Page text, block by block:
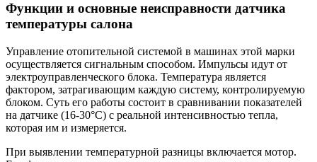
Функции и основные неисправности датчика
температуры салона
Управление отопительной системой в машинах этой марки
осуществляется сигнальным способом. Импульсы идут от
электроуправленческого блока. Температура является
фактором, затрагивающим каждую систему, контролируемую
блоком. Суть его работы состоит в сравнивании показателей
на датчике (16-30°С) с реальной интенсивностью тепла,
которая им и измеряется.
При выявлении температурной разницы включается мотор.